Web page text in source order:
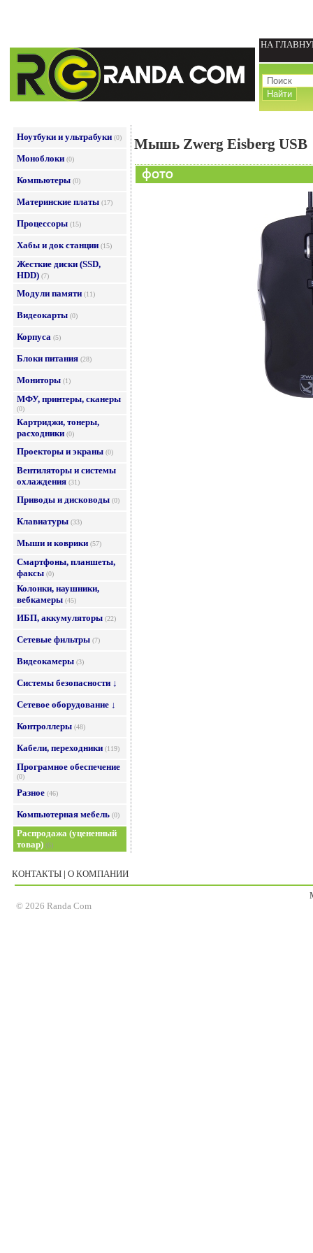
НА
Ноутбуки и ультрабуки (0)
Моноблоки (0)
Компьютеры (0)
Материнские платы (17)
Процессоры (15)
Хабы и док станции (15)
Жесткие диски (SSD,
HDD) (7)
Модули памяти (11)
Видеокарты (0)
Корпуса (5)
Блоки питания (28)
Мониторы (1)
МФУ, принтеры, сканеры
(0)
Картриджи, тонеры,
расходники (0)
Проекторы и экраны (0)
Вентиляторы и системы
охлаждения (31)
Приводы и дисководы (0)
Клавиатуры (33)
Мыши и коврики (57)
Смартфоны, планшеты,
факсы (0)
Колонки, наушники,
вебкамеры (45)
ИБП, аккумуляторы (22)
Сетевые фильтры (7)
Видеокамеры (3)
Системы безопасности ↓
Сетевое оборудование ↓
Контроллеры (48)
Кабели, переходники (119)
Програмное обеспечение
(0)
Разное (46)
Компьютерная мебель (0)
Распродажа (уцененный
товар) (6)
Мышь Zwerg Eisberg USB
КОНТАКТЫ | О КОМПАНИИ
© 2026 Randa Com